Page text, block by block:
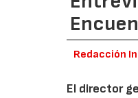
Redacción
El director